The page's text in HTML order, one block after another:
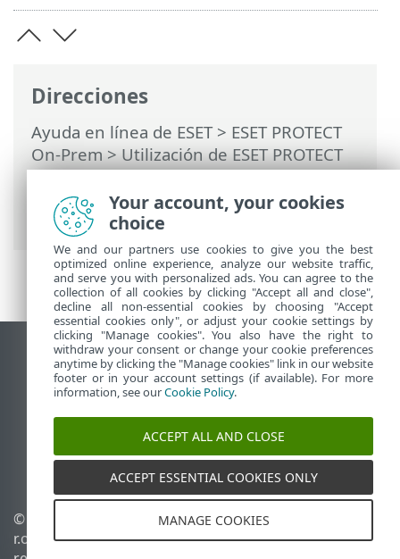
Direcciones
Ayuda en línea de ESET> ESET PROTECT
On-Prem>Utilización de ESET PROTECT
On-Prem>ESET PROTECT On-Prem Menú
principal
>Políticas> Asistente para
políticas
Ver sitio para ordenador
End of Life
Base de conocimiento de ESET
Foro de ESET
ESET Status Portal
Soporte técnico regional
© 1992 - 2026 ESET, spol. s
r.o. Todos los derechos
Administrar cookies
Política de cookies
Your account, your cookies
choice
We and our partners use cookies to give you the best
optimized online experience, analyze our website traffic,
and serve you with personalized ads. You can agree to the
collection of all cookies by clicking "Accept all and close",
decline all non-essential cookies by choosing "Accept
essential cookies only", or adjust your cookie settings by
clicking "Manage cookies". You also have the right to
withdraw your consent or change your cookie preferences
anytime by clicking the "Manage cookies" link in our website
footer or in your account settings (if available). For more
information, see ourCookie Policy.
ACCEPT ALL AND CLOSE
ACCEPT ESSENTIAL COOKIES ONLY
MANAGE COOKIES